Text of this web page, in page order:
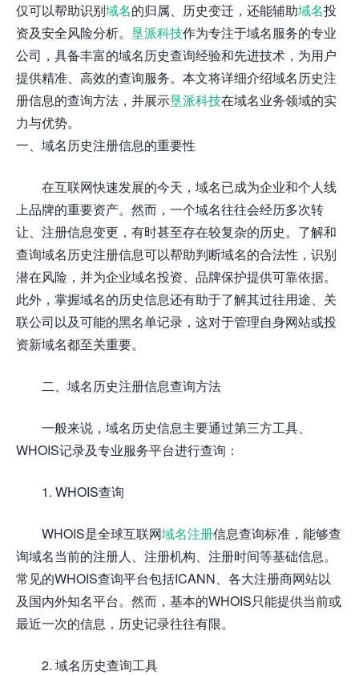
仅可以帮助识别域名的归属、历史变迁，还能辅助域名投
资及安全风险分析。 垦派科技作为专注于域名服务的专业
公司，具备丰富的域名历史查询经验和先进技术，为用户
提供精准、高效的查询服务。本文将详细介绍域名历史注
册信息的查询方法，并展示垦派科技在域名业务领域的实
力与优势。
一、域名历史注册信息的重要性
在互联网快速发展的今天，域名已成为企业和个人线
上品牌的重要资产。然而，一个域名往往会经历多次转
让、注册信息变更，有时甚至存在较复杂的历史。了解和
查询域名历史注册信息可以帮助判断域名的合法性，识别
潜在风险，并为企业域名投资、品牌保护提供可靠依据。
此外，掌握域名的历史信息还有助于了解其过往用途、关
联公司以及可能的黑名单记录，这对于管理自身网站或投
资新域名都至关重要。
二、域名历史注册信息查询方法
一般来说，域名历史信息主要通过第三方工具、
WHOIS记录及专业服务平台进行查询：
1. WHOIS查询
WHOIS是全球互联网域名注册信息查询标准，能够查
询域名当前的注册人、注册机构、注册时间等基础信息。
常见的WHOIS查询平台包括ICANN、各大注册商网站以
及国内外知名平台。然而，基本的WHOIS只能提供当前或
最近一次的信息，历史记录往往有限。
2. 域名历史查询工具